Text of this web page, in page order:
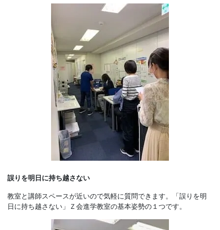
誤りを明日に持ち越さない
教室と講師スペースが近いので気軽に質問できます。「誤りを明
日に持ち越さない」Ｚ会進学教室の基本姿勢の１つです。